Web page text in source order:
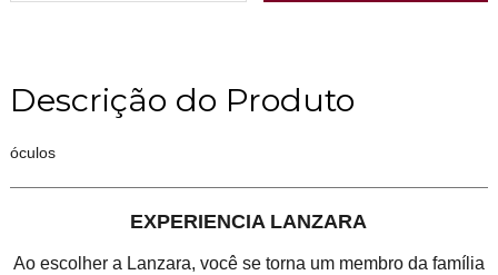
Descrição do Produto
óculos
EXPERIENCIA LANZARA
Ao escolher a Lanzara, você se torna um membro da família